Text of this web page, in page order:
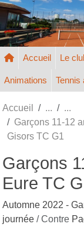
Accueil Le
Animations Tennis
Accueil
Garçons 11-12
Gisors TC G1
Garçons
Eure TC
Automne 2022 -
journée / Contre
Panneau de